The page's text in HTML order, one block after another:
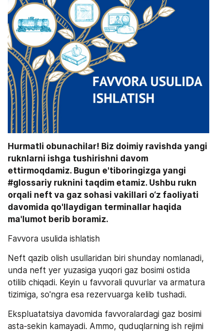
Hurmatli obunachilar! Biz doimiy ravishda yangi
ruknlarni ishga tushirishni davom
ettirmoqdamiz. Bugun e'tiboringizga yangi
#glossariy ruknini taqdim etamiz. Ushbu rukn
orqali neft va gaz sohasi vakillari o‘z faoliyati
davomida qo'llaydigan terminallar haqida
ma'lumot berib boramiz.
Favvora usulida ishlatish
Neft qazib olish usullaridan biri shunday nomlanadi,
unda neft yer yuzasiga yuqori gaz bosimi ostida
otilib chiqadi. Keyin u favvorali quvurlar va armatura
tizimiga, so'ngra esa rezervuarga kelib tushadi.
Ekspluatatsiya davomida favvoralardagi gaz bosimi
asta-sekin kamayadi. Ammo, quduqlarning ish rejimi